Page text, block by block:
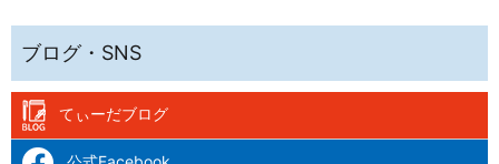
てぃーだブログ